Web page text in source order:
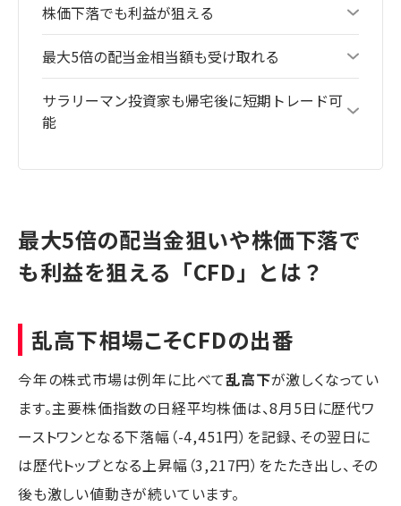
株価下落でも利益が狙える
最大5倍の配当金相当額も受け取れる
サラリーマン投資家も帰宅後に短期トレード可
能
最大5倍の配当金狙いや株価下落で
も利益を狙える「CFD」とは？
乱高下相場こそCFDの出番
今年の株式市場は例年に比べて乱高下が激しくなってい
ます。主要株価指数の日経平均株価は、8月5日に歴代ワ
ーストワンとなる下落幅（-4,451円）を記録、その翌日に
は歴代トップとなる上昇幅（3,217円）をたたき出し、その
後も激しい値動きが続いています。